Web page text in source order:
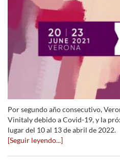
Por segundo año consecutivo,
Vinitaly debido a Covid-19, y la
lugar del 10 al 13 de abril de 2022.
[Seguir leyendo...]